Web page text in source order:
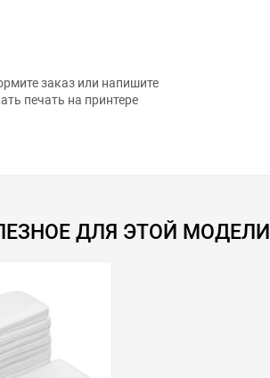
печать на принтере
ДЛЯ ЭТОЙ МОДЕЛИ